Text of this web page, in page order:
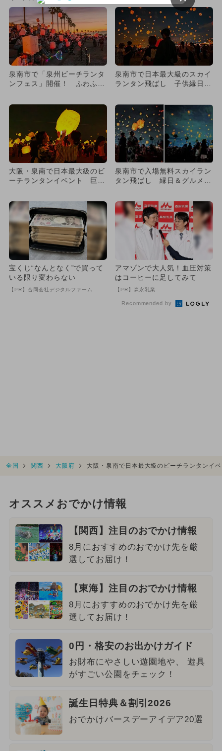
泉南市で「泉州ビーチランタ
ンフェス」開催！ ふわふわ
泉南市で日本最大級のスカイ
ランタン飛ばし 子供縁日＆
大阪・泉南で日本最大級のビ
ーチランタンイベント 巨大
泉南市で入場無料スカイラン
タン飛ばし 縁日＆グルメで
宝くじ“なんとなく”で買って
いる限り変わらない
【PR】合同会社デジタルファーム
アマゾンで大人気！血圧対策
はコーヒーに足してみて
【PR】森永乳業
Recommended by
全国 関西 大阪府 大阪・泉南で日本最大級のビーチランタンイ
オススメおでかけ情報
【関西】注目のおでかけ情報
8月におすすめのおでかけ先を厳
選してお届け！
【東海】注目のおでかけ情報
8月におすすめのおでかけ先を厳
選してお届け！
0円・格安のお出かけガイド
お財布にやさしい遊園地や、 遊具
がすごい公園をチェック！
誕生日特典＆割引2026
おでかけバースデーアイデア20選